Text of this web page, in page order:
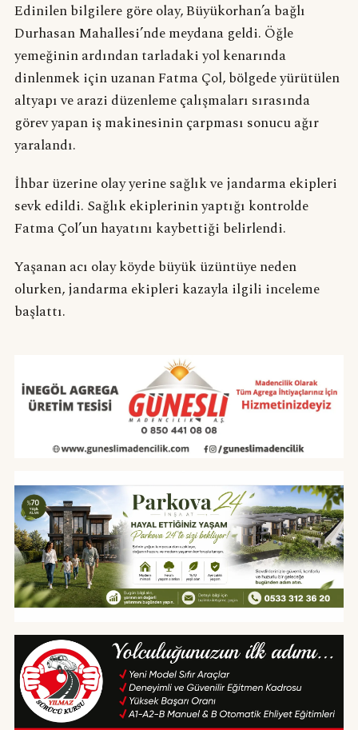
Edinilen bilgilere göre olay, Büyükorhan’a bağlı
Durhasan Mahallesi’nde meydana geldi. Öğle
yemeğinin ardından tarladaki yol kenarında
dinlenmek için uzanan Fatma Çol, bölgede yürütülen
altyapı ve arazi düzenleme çalışmaları sırasında
görev yapan iş makinesinin çarpması sonucu ağır
yaralandı.
İhbar üzerine olay yerine sağlık ve jandarma ekipleri
sevk edildi. Sağlık ekiplerinin yaptığı kontrolde
Fatma Çol’un hayatını kaybettiği belirlendi.
Yaşanan acı olay köyde büyük üzüntüye neden
olurken, jandarma ekipleri kazayla ilgili inceleme
başlattı.